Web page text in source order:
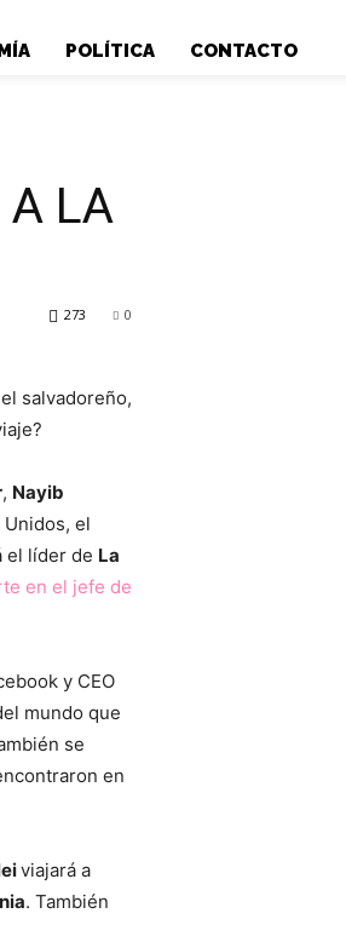
POLÍTICA CONTACTO
A LA
0
273
salvadoreño,
, Nayib
el
el líder de La
en el jefe de
y CEO
mundo que
se
en
viajará a
. También